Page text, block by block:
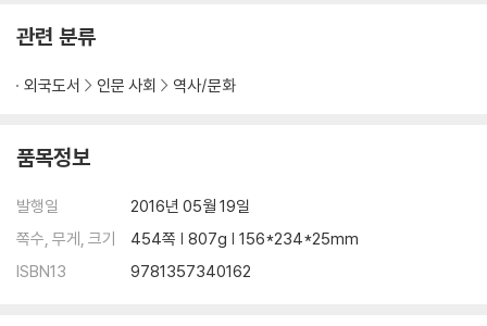
관련 분류
외국도서 인문 사회 역사/문화
품목정보
발행일
2016년 05월 19일
쪽수, 무게, 크기
454쪽 | 807g | 156*234*25mm
ISBN13
9781357340162